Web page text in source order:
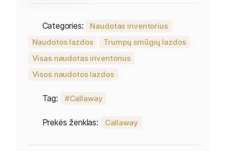
Categories:
Naudotas inventorius
Naudotos lazdos
Trumpų smūgių lazdos
Visas naudotas inventorius
Visos naudotos lazdos
Tag: Callaway
Prekės ženklas: Callaway